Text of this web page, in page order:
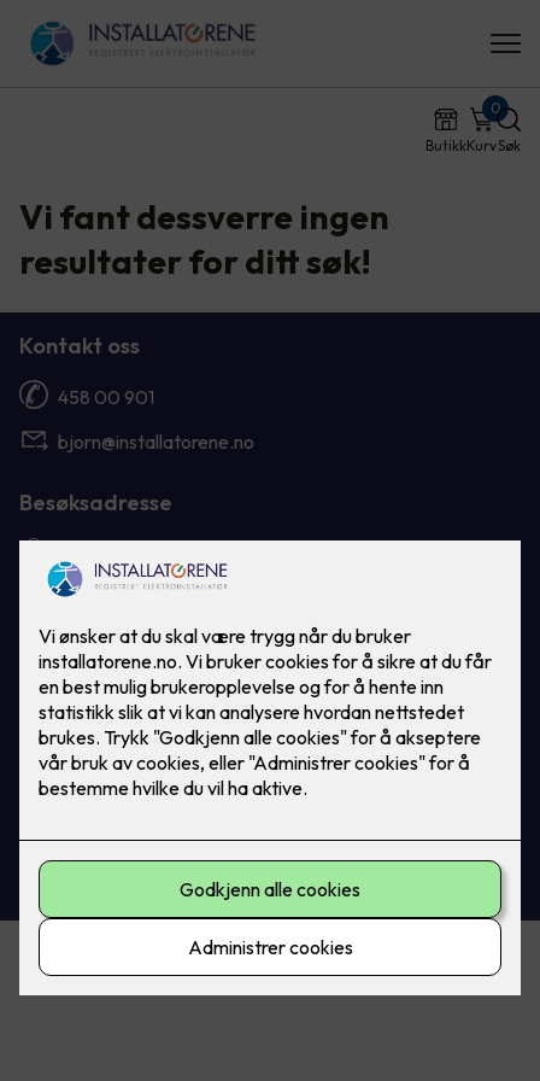
ButikkKurv
0
Søk
Vi fant dessverre ingen
resultater for ditt søk!
Kontakt oss
458 00 901
bjorn@installatorene.no
Besøksadresse
Leverandør av varmepumper
Nemko sertifisert
F-gass-sertifiserte på Varmepumper